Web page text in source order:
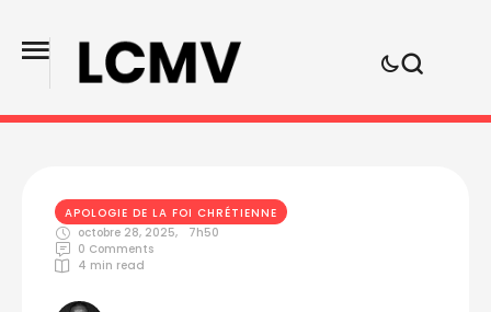
APOLOGIE DE LA FOI CHRÉTIENNE
octobre 28, 2025,
7h50
0 Comments
4 min read